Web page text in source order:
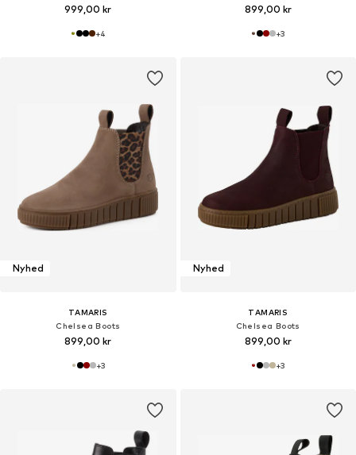
999,00 kr
+4
899,00 kr
+3
Nyhed
TAMARIS
Chelsea Boots
899,00 kr
+3
Nyhed
TAMARIS
Chelsea Boots
899,00 kr
+3